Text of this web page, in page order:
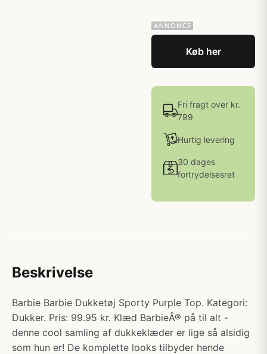
Køb her
Fri fragt over kr.
799
Hurtig levering
30 dages
fortrydelsesret
Beskrivelse
Barbie Barbie Dukketøj Sporty Purple Top. Kategori:
Dukker. Pris: 99.95 kr. Klæd BarbieÂ® på til alt -
denne cool samling af dukkeklæder er lige så alsidig
som hun er! De komplette looks tilbyder hende